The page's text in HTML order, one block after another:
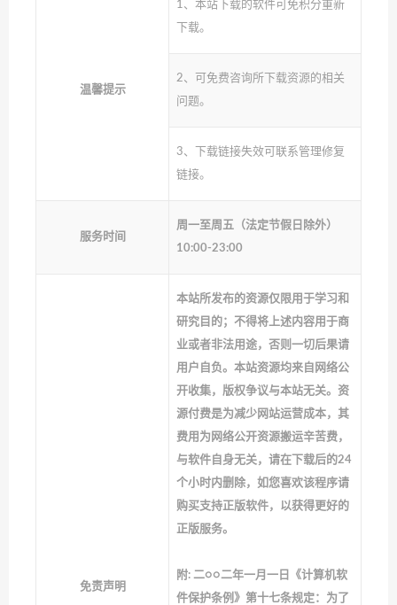
温馨提示
1、本站下载的软件可免积分重新
下载。
2、可免费咨询所下载资源的相关
问题。
3、下载链接失效可联系管理修复
链接。
服务时间
周一至周五（法定节假日除外）
10:00-23:00
免责声明
本站所发布的资源仅限用于学习和
研究目的；不得将上述内容用于商
业或者非法用途，否则一切后果请
用户自负。本站资源均来自网络公
开收集，版权争议与本站无关。资
源付费是为减少网站运营成本，其
费用为网络公开资源搬运辛苦费，
与软件自身无关，请在下载后的24
个小时内删除，如您喜欢该程序请
购买支持正版软件，以获得更好的
正版服务。
附: 二○○二年一月一日《计算机软
件保护条例》第十七条规定：为了